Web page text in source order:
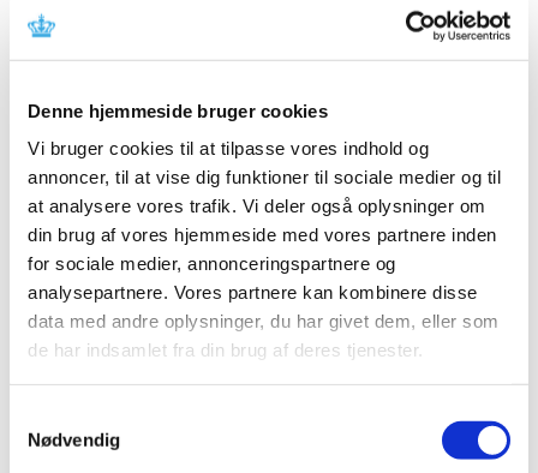
Denne hjemmeside bruger cookies
Vi bruger cookies til at tilpasse vores indhold og
annoncer, til at vise dig funktioner til sociale medier og til
at analysere vores trafik. Vi deler også oplysninger om
din brug af vores hjemmeside med vores partnere inden
for sociale medier, annonceringspartnere og
analysepartnere. Vores partnere kan kombinere disse
data med andre oplysninger, du har givet dem, eller som
de har indsamlet fra din brug af deres tjenester.
Nødvendig
2025 (158)
2023 (195)
2022 (197)
2021 (516)
2020 (263)
2019 (159)
2018 (150)
2017 (167)
2016 (167)
2013 (49)